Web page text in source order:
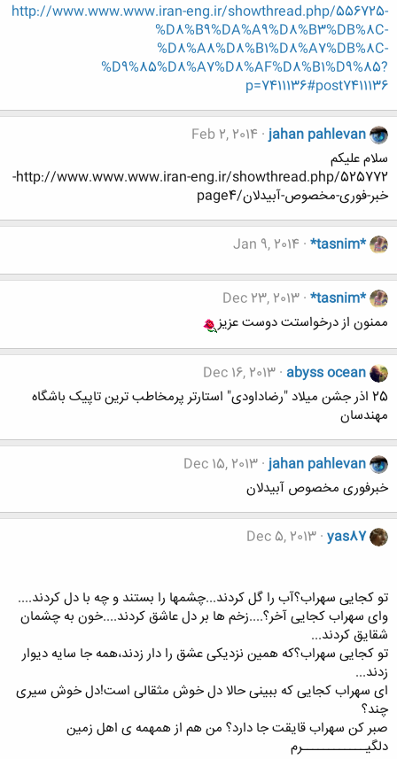
http://www.www.www.iran-eng.ir/showthread.php/556725-
%D8%B9%DA%A9%D8%B3%DB%8C-
%D8%A8%D8%B1%D8%A7%DB%8C-
%D9%85%D8%A7%D8%AF%D8%B1%D9%85?
p=7411136#post7411136
jahan pahlevan
Feb 2, 2014
سلام علیکم
http://www.www.www.iran-eng.ir/showthread.php/525772-
خبر-فوری-مخصوص-آبیدلان/page4
*tasnim*
Jan 9, 2014
*tasnim*
Dec 23, 2013
ممنون از درخواستت دوست عزیز
abyss ocean
Dec 16, 2013
25 اذر جشن میلاد "رضاداودی" استارتر پرمخاطب ترین تاپیک باشگاه
مهندسان
jahan pahlevan
Dec 15, 2013
خبرفوری مخصوص آبیدلان
yas87
Dec 5, 2013
تو کجایی سهراب؟آب را گل کردند...چشمها را بستند و چه با دل کردند....
وای سهراب کجایی آخر؟....زخم ها بر دل عاشق کردند....خون به چشمان
شقایق کردند...
تو کجایی سهراب؟که همین نزدیکی عشق را دار زدند،همه جا سایه دیوار
زدند...
ای سهراب کجایی که ببینی حالا دل خوش مثقالی است!دل خوش سیری
چند؟
صبر کن سهراب قایقت جا دارد؟ من هم از همهمه ی اهل زمین
دلگیــــــــــــرم